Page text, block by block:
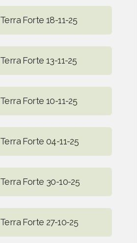
Terra Forte 18-11-25
Terra Forte 13-11-25
Terra Forte 10-11-25
Terra Forte 04-11-25
Terra Forte 30-10-25
Terra Forte 27-10-25